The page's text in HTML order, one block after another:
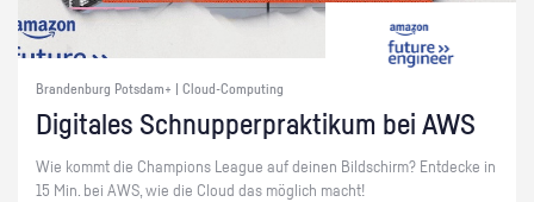
Brandenburg Potsdam+ | Cloud-Computing
Di­gi­ta­les Schnup­per­prak­ti­kum bei AWS
Wie kommt die Cham­pi­ons Le­ague auf dei­nen Bild­schirm? Ent­de­cke in
15 Min. bei AWS, wie die Cloud das mög­lich macht!